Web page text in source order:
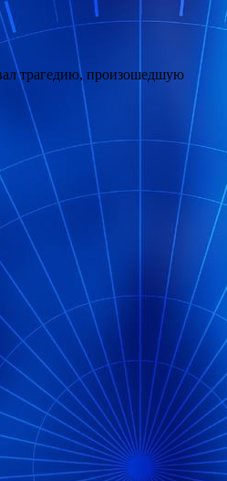
трагедию, произошедшую